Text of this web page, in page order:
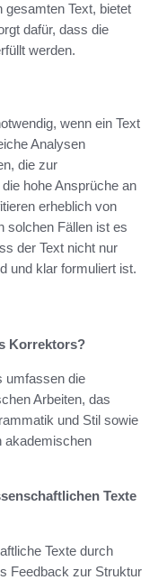
gesamten Text, bietet
dafür, dass die
werden.
wenn ein Text
Analysen
die zur
hohe Ansprüche an
erheblich von
solchen Fällen ist es
der Text nicht nur
und klar formuliert ist.
Korrektors?
umfassen die
Arbeiten, das
und Stil sowie
akademischen
Texte
Texte durch
Feedback zur Struktur